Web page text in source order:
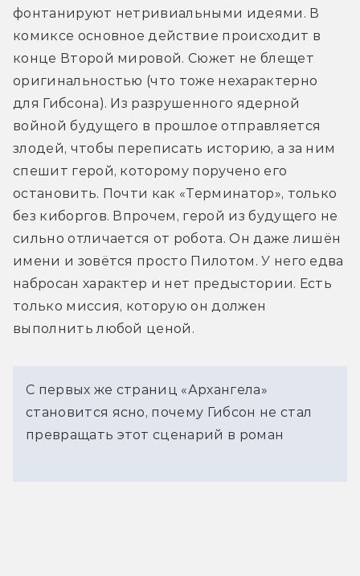
фонтанируют нетривиальными идеями. В
комиксе основное действие происходит в
конце Второй мировой. Сюжет не блещет
оригинальностью (что тоже нехарактерно
для Гибсона). Из разрушенного ядерной
войной будущего в прошлое отправляется
злодей, чтобы переписать историю, а за ним
спешит герой, которому поручено его
остановить. Почти как «Терминатор», только
без киборгов. Впрочем, герой из будущего не
сильно отличается от робота. Он даже лишён
имени и зовётся просто Пилотом. У него едва
набросан характер и нет предыстории. Есть
только миссия, которую он должен
выполнить любой ценой.
С первых же страниц «Архангела»
становится ясно, почему Гибсон не стал
превращать этот сценарий в роман